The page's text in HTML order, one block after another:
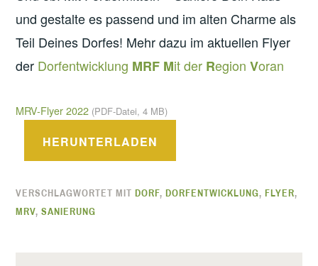
und gestalte es passend und im alten Charme als
Teil Deines Dorfes! Mehr dazu im aktuellen Flyer
der Dorfentwicklung MRF Mit der RegionVoran
MRV-Flyer 2022 (PDF-Datei, 4 MB)
HERUNTERLADEN
VERSCHLAGWORTET MITDORF,DORFENTWICKLUNG,FLYER,
MRV,SANIERUNG